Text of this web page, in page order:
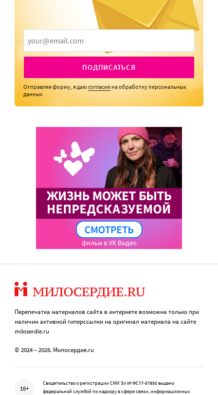
ПОДПИСАТЬСЯ
Отправляя форму, я даюсогласие на обработку персональных
данных
Перепечатка материалов сайта в интернете возможна только при
наличии активной гиперссылки на оригинал материала на сайте
miloserdie.ru
© 2024 – 2026. Милосердие.ru
16+
Свидетельство о регистрации СМИ Эл № ФС77-57850 выдано
федеральной службой по надзору в сфере связи, информационных